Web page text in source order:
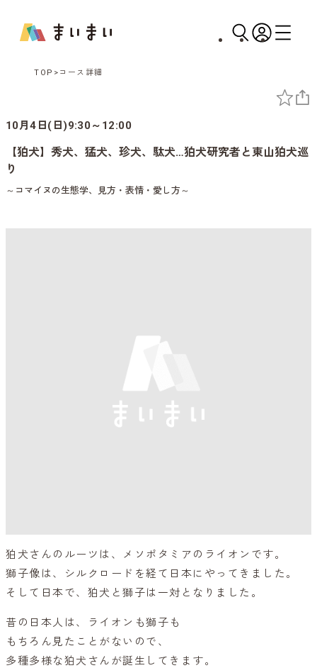
TOP コース詳細
10月4日(日)9:30～12:00
【狛犬】秀犬、猛犬、珍犬、駄犬…狛犬研究者と東山狛犬巡
り
～コマイヌの生態学、見方・表情・愛し方～
狛犬さんのルーツは、メソポタミアのライオンです。
獅子像は、シルクロードを経て日本にやってきました。
そして日本で、狛犬と獅子は一対となりました。
昔の日本人は、ライオンも獅子も
もちろん見たことがないので、
多種多様な狛犬さんが誕生してきます。